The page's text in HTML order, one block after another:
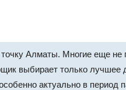
Алматы. Многие еще
выбирает только лучшее
актуально в